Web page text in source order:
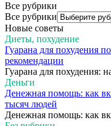
Все рубрики
Все рубрики
Новые советы
Диеты, похудение
Гуарана для похудения
рекомендации
Гуарана для похудения:
Деньги
Денежная помощь: как
тысяч людей
Денежная помощь: как